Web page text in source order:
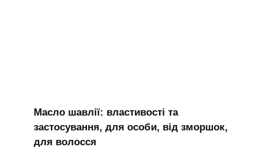
Масло шавлії: властивості та
застосування, для особи, від зморшок,
для волосся